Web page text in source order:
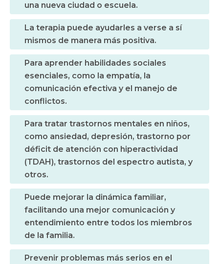
una nueva ciudad o escuela.
La terapia puede ayudarles a verse a sí
mismos de manera más positiva.
Para aprender habilidades sociales
esenciales, como la empatía, la
comunicación efectiva y el manejo de
conflictos.
Para tratar trastornos mentales en niños,
como ansiedad, depresión, trastorno por
déficit de atención con hiperactividad
(TDAH), trastornos del espectro autista, y
otros.
Puede mejorar la dinámica familiar,
facilitando una mejor comunicación y
entendimiento entre todos los miembros
de la familia.
Prevenir problemas más serios en el